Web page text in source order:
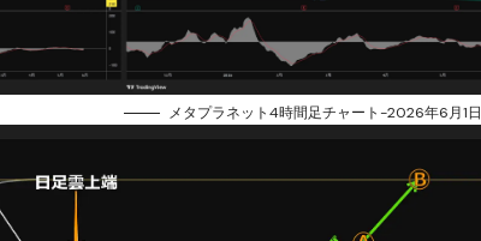
メタプラネット4時間足チャート-2026年6月1日